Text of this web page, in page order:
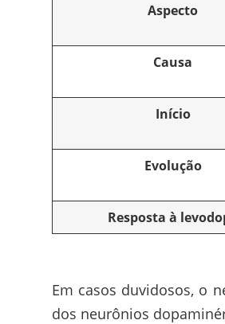
Aspecto
Causa
Início
Evolução
Resposta à
Em casos duvidosos, o
dos neurônios